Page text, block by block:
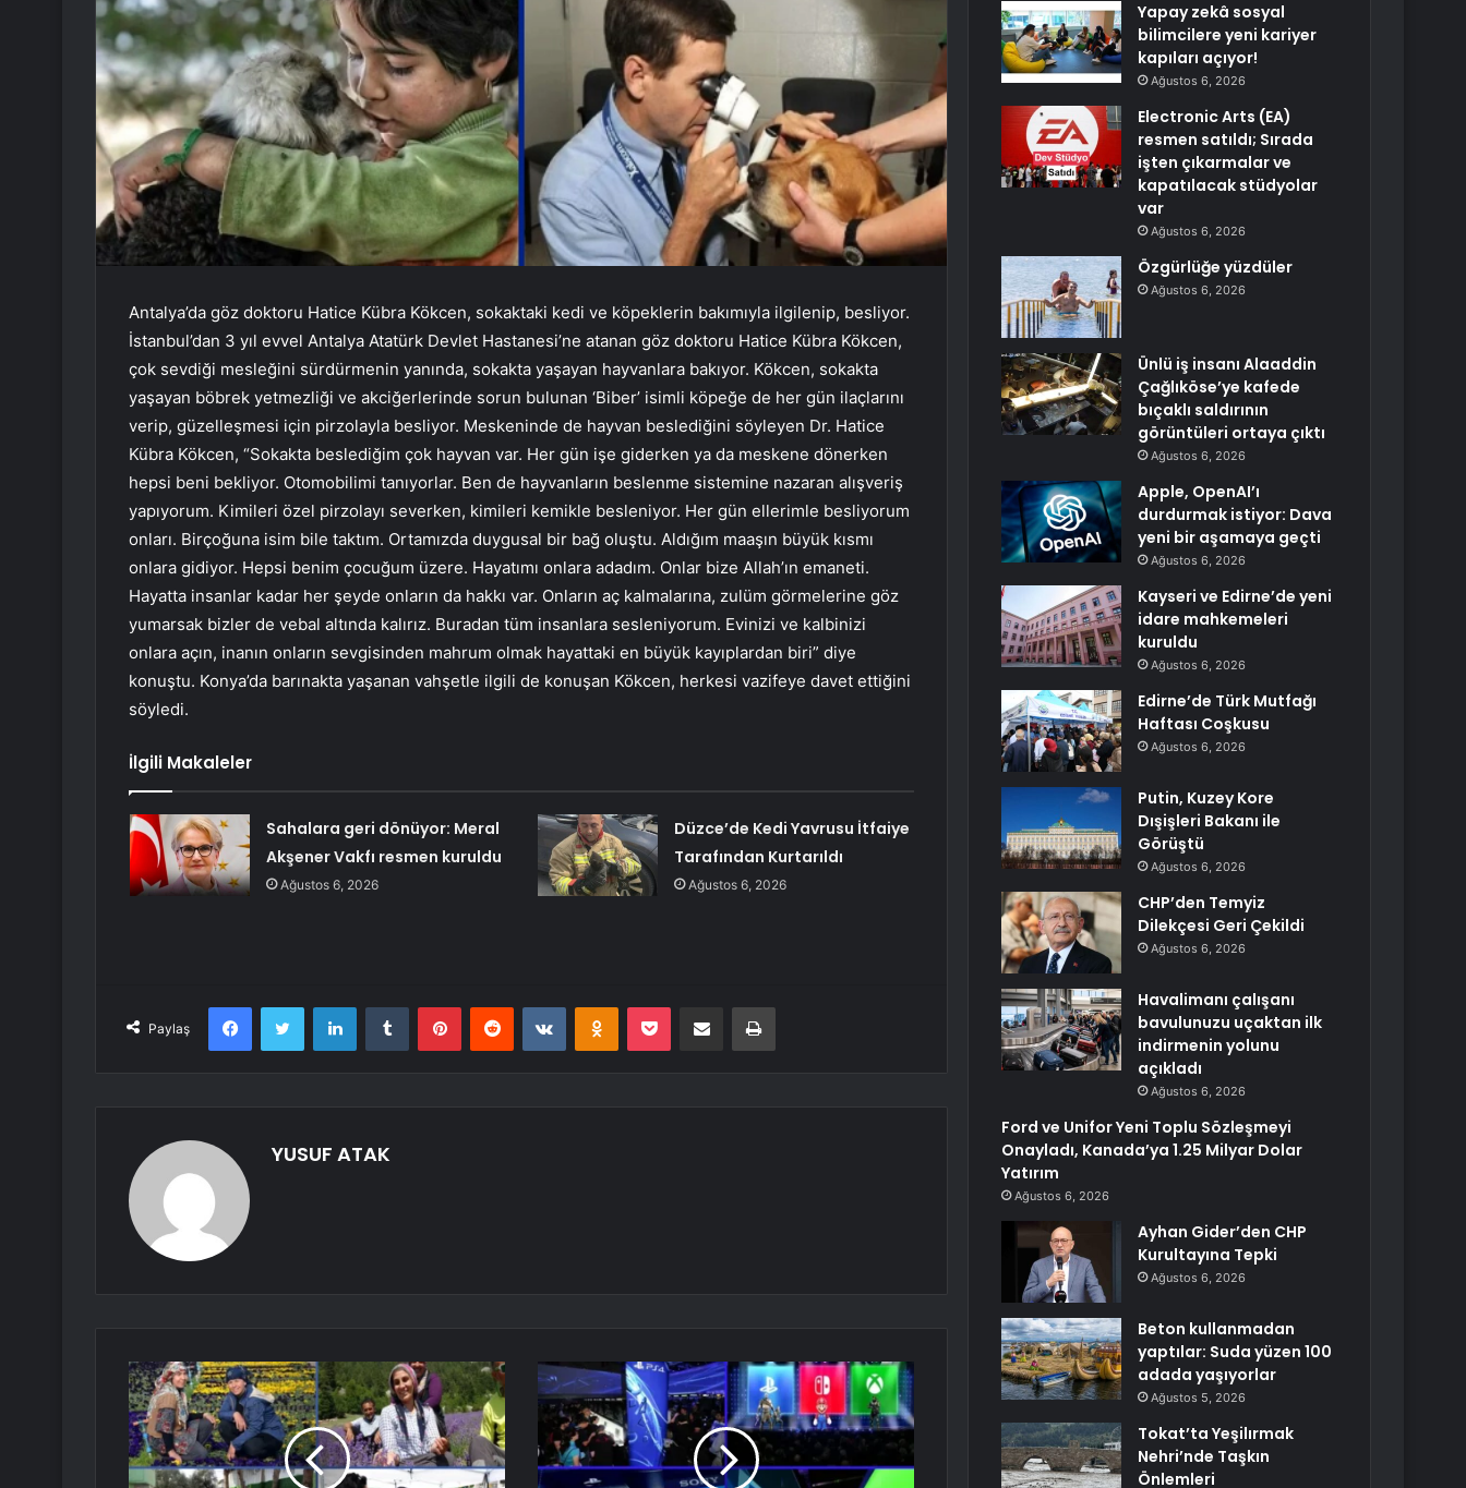
Antalya’da göz doktoru Hatice Kübra Kökcen, sokaktaki kedi ve köpeklerin bakımıyla ilgilenip, besliyor.
İstanbul’dan 3 yıl evvel Antalya Atatürk Devlet Hastanesi’ne atanan göz doktoru Hatice Kübra Kökcen,
çok sevdiği mesleğini sürdürmenin yanında, sokakta yaşayan hayvanlara bakıyor. Kökcen, sokakta
yaşayan böbrek yetmezliği ve akciğerlerinde sorun bulunan ‘Biber’ isimli köpeğe de her gün ilaçlarını
verip, güzelleşmesi için pirzolayla besliyor. Meskeninde de hayvan beslediğini söyleyen Dr. Hatice
Kübra Kökcen, “Sokakta beslediğim çok hayvan var. Her gün işe giderken ya da meskene dönerken
hepsi beni bekliyor. Otomobilimi tanıyorlar. Ben de hayvanların beslenme sistemine nazaran alışveriş
yapıyorum. Kimileri özel pirzolayı severken, kimileri kemikle besleniyor. Her gün ellerimle besliyorum
onları. Birçoğuna isim bile taktım. Ortamızda duygusal bir bağ oluştu. Aldığım maaşın büyük kısmı
onlara gidiyor. Hepsi benim çocuğum üzere. Hayatımı onlara adadım. Onlar bize Allah’ın emaneti.
Hayatta insanlar kadar her şeyde onların da hakkı var. Onların aç kalmalarına, zulüm görmelerine göz
yumarsak bizler de vebal altında kalırız. Buradan tüm insanlara sesleniyorum. Evinizi ve kalbinizi
onlara açın, inanın onların sevgisinden mahrum olmak hayattaki en büyük kayıplardan biri” diye
konuştu. Konya’da barınakta yaşanan vahşetle ilgili de konuşan Kökcen, herkesi vazifeye davet ettiğini
söyledi.
İlgili Makaleler
Sahalara geri dönüyor: Meral
Akşener Vakfı resmen kuruldu
Ağustos 6, 2026
Düzce’de Kedi Yavrusu İtfaiye
Tarafından Kurtarıldı
Ağustos 6, 2026
Paylaş
FacebookTwitter LinkedInTumblr PinterestReddit VKontakteOdnoklassniki
Pocket E-Posta ile paylaş Yazdır
YUSUF ATAK
Yapay zekâ sosyal
bilimcilere yeni kariyer
kapıları açıyor!
Ağustos 6, 2026
Electronic Arts (EA)
resmen satıldı; Sırada
işten çıkarmalar ve
kapatılacak stüdyolar
var
Ağustos 6, 2026
Özgürlüğe yüzdüler
Ağustos 6, 2026
Ünlü iş insanı Alaaddin
Çağlıköse’ye kafede
bıçaklı saldırının
görüntüleri ortaya çıktı
Ağustos 6, 2026
Apple, OpenAI’ı
durdurmak istiyor: Dava
yeni bir aşamaya geçti
Ağustos 6, 2026
Kayseri ve Edirne’de yeni
idare mahkemeleri
kuruldu
Ağustos 6, 2026
Edirne’de Türk Mutfağı
Haftası Coşkusu
Ağustos 6, 2026
Putin, Kuzey Kore
Dışişleri Bakanı ile
Görüştü
Ağustos 6, 2026
CHP’den Temyiz
Dilekçesi Geri Çekildi
Ağustos 6, 2026
Havalimanı çalışanı
bavulunuzu uçaktan ilk
indirmenin yolunu
açıkladı
Ağustos 6, 2026
Ford ve Unifor Yeni Toplu Sözleşmeyi
Onayladı, Kanada’ya 1.25 Milyar Dolar
Yatırım
Ağustos 6, 2026
Ayhan Gider’den CHP
Kurultayına Tepki
Ağustos 6, 2026
Beton kullanmadan
yaptılar: Suda yüzen 100
adada yaşıyorlar
Ağustos 5, 2026
Tokat’ta Yeşilırmak
Nehri’nde Taşkın
Önlemleri